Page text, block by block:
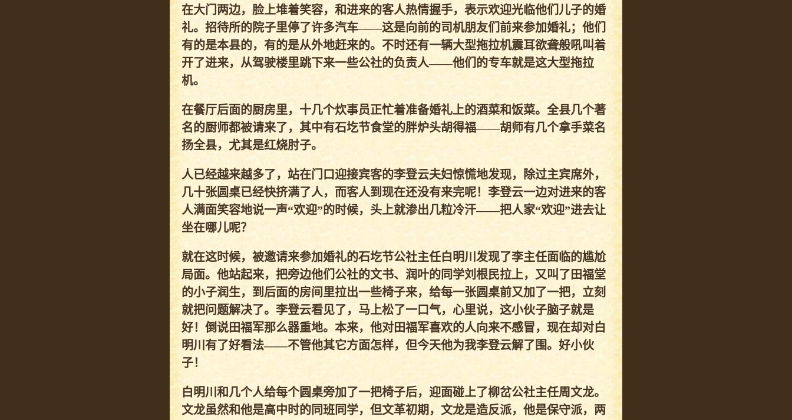
在大门两边，脸上堆着笑容，和进来的客人热情握手，表示欢迎光临他们儿子的婚
礼。招待所的院子里停了许多汽车——这是向前的司机朋友们前来参加婚礼；他们
有的是本县的，有的是从外地赶来的。不时还有一辆大型拖拉机震耳欲聋般吼叫着
开了进来，从驾驶楼里跳下来一些公社的负责人——他们的专车就是这大型拖拉
机。
在餐厅后面的厨房里，十几个炊事员正忙着准备婚礼上的酒菜和饭菜。全县几个著
名的厨师都被请来了，其中有石圪节食堂的胖炉头胡得福——胡师有几个拿手菜名
扬全县，尤其是红烧肘子。
人已经越来越多了，站在门口迎接宾客的李登云夫妇惊慌地发现，除过主宾席外，
几十张圆桌已经快挤满了人，而客人到现在还没有来完呢！李登云一边对进来的客
人满面笑容地说一声“欢迎”的时候，头上就渗出几粒冷汗——把人家“欢迎”进去让
坐在哪儿呢？
就在这时候，被邀请来参加婚礼的石圪节公社主任白明川发现了李主任面临的尴尬
局面。他站起来，把旁边他们公社的文书、润叶的同学刘根民拉上，又叫了田福堂
的小子润生，到后面的房间里拉出一些椅子来，给每一张圆桌前又加了一把，立刻
就把问题解决了。李登云看见了，马上松了一口气，心里说，这小伙子脑子就是
好！倒说田福军那么器重地。本来，他对田福军喜欢的人向来不感冒，现在却对白
明川有了好看法——不管他其它方面怎样，但今天他为我李登云解了围。好小伙
子！
白明川和几个人给每个圆桌旁加了一把椅子后，迎面碰上了柳岔公社主任周文龙。
文龙虽然和他是高中时的同班同学，但文革初期，文龙是造反派，他是保守派，两